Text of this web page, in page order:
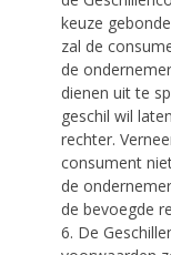
keuze
zal de
de
dienen uit te
geschil wil
rechter.
consument
de
de bevoegde
6. De